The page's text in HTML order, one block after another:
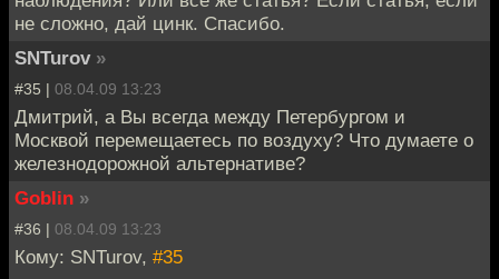
не сложно, дай цинк. Спасибо.
SNTurov »
#35 | 08.04.09 13:23
Дмитрий, а Вы всегда между Петербургом и
Москвой перемещаетесь по воздуху? Что думаете о
железнодорожной альтернативе?
Goblin »
#36 | 08.04.09 13:23
Кому: SNTurov, #35